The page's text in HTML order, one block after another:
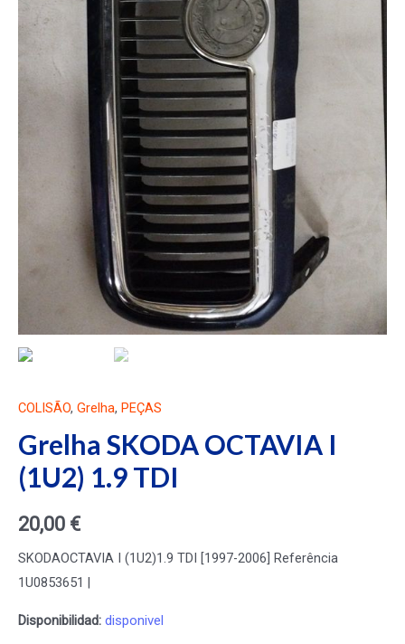
COLISÃO, Grelha, PEÇAS
Grelha SKODA OCTAVIA I
(1U2) 1.9 TDI
20,00 €
SKODAOCTAVIA I (1U2)1.9 TDI [1997-2006] Referência
1U0853651 |
Disponibilidad: disponivel